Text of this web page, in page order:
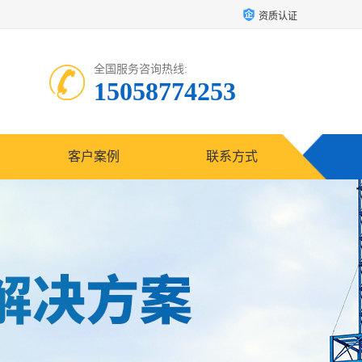
资质认证
全国服务咨询热线:
15058774253
客户案例 联系方式